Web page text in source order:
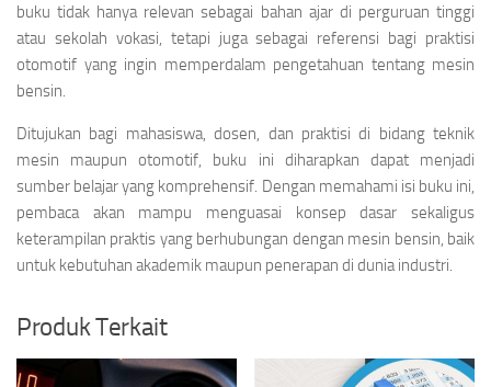
buku tidak hanya relevan sebagai bahan ajar di perguruan tinggi
atau sekolah vokasi, tetapi juga sebagai referensi bagi praktisi
otomotif yang ingin memperdalam pengetahuan tentang mesin
bensin.
Ditujukan bagi mahasiswa, dosen, dan praktisi di bidang teknik
mesin maupun otomotif, buku ini diharapkan dapat menjadi
sumber belajar yang komprehensif. Dengan memahami isi buku ini,
pembaca akan mampu menguasai konsep dasar sekaligus
keterampilan praktis yang berhubungan dengan mesin bensin, baik
untuk kebutuhan akademik maupun penerapan di dunia industri.
Produk Terkait